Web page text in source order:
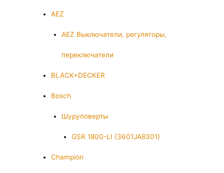
AEZ
AEZ Выключатели, регуляторы,
переключатели
BLACK+DECKER
Bosch
Шуруповерты
GSR 1800-LI (3601JA8301)
Champion